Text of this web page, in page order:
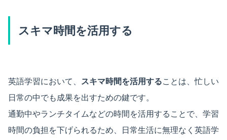
スキマ時間を活用する
英語学習において、 スキマ時間を活用することは、忙しい
日常の中でも成果を出すための鍵です。
通勤中やランチタイムなどの時間を活用することで、学習
時間の負担を下げられるため、日常生活に無理なく英語学